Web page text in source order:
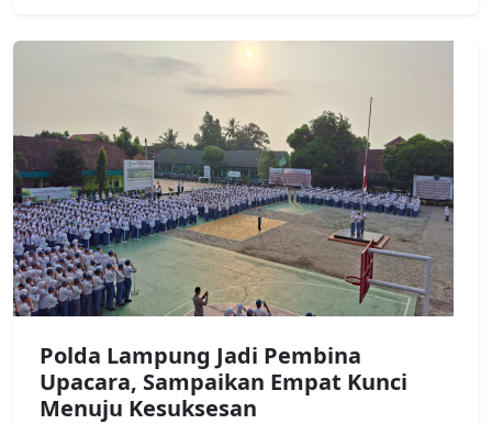
Polda Lampung Jadi Pembina
Upacara, Sampaikan Empat Kunci
Menuju Kesuksesan